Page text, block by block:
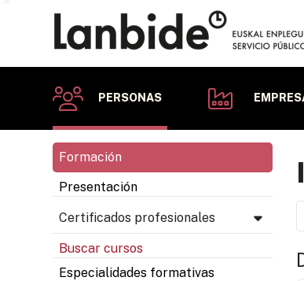
PERSONAS
Formación
Presentación
Certificados profesionales
Buscar cursos
Especialidades formativas